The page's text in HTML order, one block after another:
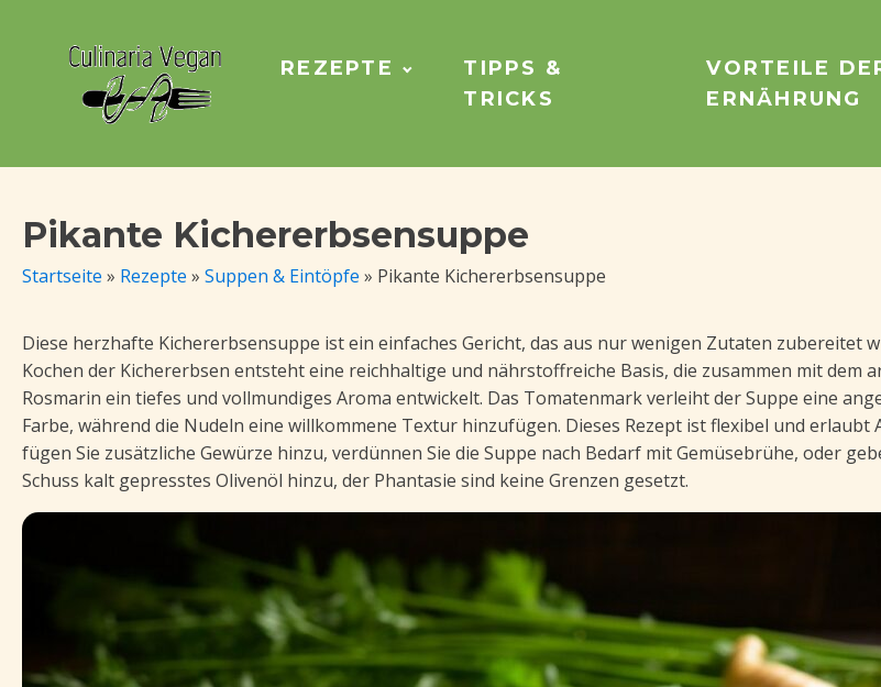
REZEPTE
TIPPS &
TRICKS
VORTEILE
ERNÄHRUNG
Pikante Kichererbsensuppe
Startseite » Rezepte » Suppen & Eintöpfe » Pikante Kichererbsensuppe
Diese herzhafte Kichererbsensuppe ist ein einfaches Gericht, das aus nur wenigen Zutaten zubereitet
Kochen der Kichererbsen entsteht eine reichhaltige und nährstoffreiche Basis, die zusammen mit dem
Rosmarin ein tiefes und vollmundiges Aroma entwickelt. Das Tomatenmark verleiht der Suppe eine
Farbe, während die Nudeln eine willkommene Textur hinzufügen. Dieses Rezept ist flexibel und erlaubt
fügen Sie zusätzliche Gewürze hinzu, verdünnen Sie die Suppe nach Bedarf mit Gemüsebrühe, oder
Schuss kalt gepresstes Olivenöl hinzu, der Phantasie sind keine Grenzen gesetzt.